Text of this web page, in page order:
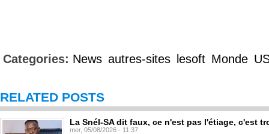
Categories: News autres-sites lesoft Monde
RELATED POSTS
La Snél-SA dit faux, ce n'est pas l'étiage, c'est
mer, 05/08/2026 - 11:37